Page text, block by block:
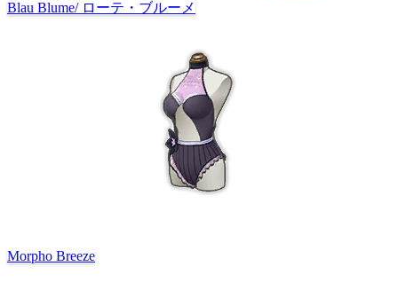
Blau Blume/ ローテ・ブルーメ
Morpho Breeze